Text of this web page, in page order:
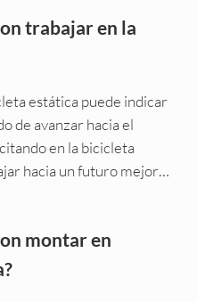
trabajar en la
estática puede indicar
de avanzar hacia el
en la bicicleta
hacia un futuro mejor…
montar en